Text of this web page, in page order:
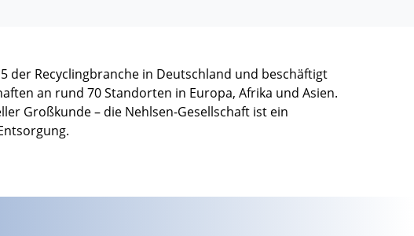
der Recyclingbranche in Deutschland und beschäftigt
an rund 70 Standorten in Europa, Afrika und Asien.
Großkunde – die Nehlsen-Gesellschaft ist ein